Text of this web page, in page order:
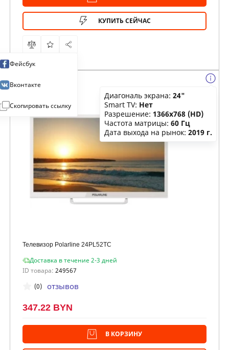
КУПИТЬ СЕЙЧАС
Фейсбук
Вконтакте
Скопировать ссылку
Телевизор Polarline 24PL52TC
Доставка в течение 2-3 дней
ID товара: 249567
Диагональ экрана: 24"
Smart TV: Нет
Разрешение: 1366x768 (HD)
Частота матрицы: 60 Гц
Дата выхода на рынок: 2019 г.
(0) отзывов
347.22 BYN
В КОРЗИНУ